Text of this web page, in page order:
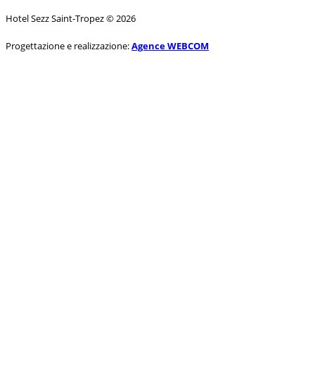
Hotel Sezz Saint-Tropez © 2026
Progettazione e realizzazione:Agence WEBCOM